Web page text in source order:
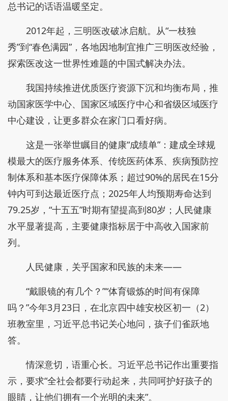
总书记的话语温暖坚定。
2012年起，三明医改破冰启航。从“一枝独
秀”到“春色满园”，各地因地制宜推广三明医改经验，
探索医改这一世界性难题的中国式解决办法。
我国持续推进优质医疗资源下沉和均衡布局，推
动国家医学中心、国家区域医疗中心和省级区域医疗
中心建设，让更多群众在家门口看好病。
这是一张举世瞩目的健康“成绩单”：建成全球规
模最大的医疗服务体系、传统医药体系、疾病预防控
制体系和基本医疗保障体系；超过90%的居民在15分
钟内可到达最近医疗点；2025年人均预期寿命达到
79.25岁，“十五五”时期有望提高到80岁；人民健康
水平显著提高，主要健康指标居于中高收入国家前
列。
人民健康，关乎国家和民族的未来——
“戴眼镜的有几个？”“体育锻炼的时间有保障
吗？”今年3月23日，在北京四中雄安校区初一（2）
班教室里，习近平总书记关心地问，孩子们雀跃地
答。
情深意切，语重心长。习近平总书记作出重要指
示，要求“全社会都要行动起来，共同呵护好孩子的
眼睛，让他们拥有一个光明的未来”。